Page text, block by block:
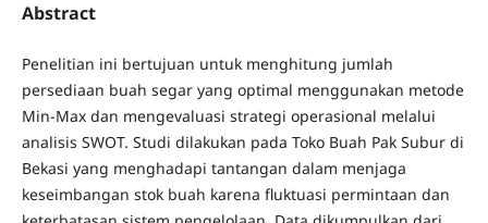
Abstract
Penelitian ini bertujuan untuk menghitung jumlah
persediaan buah segar yang optimal menggunakan metode
Min-Max dan mengevaluasi strategi operasional melalui
analisis SWOT. Studi dilakukan pada Toko Buah Pak Subur di
Bekasi yang menghadapi tantangan dalam menjaga
keseimbangan stok buah karena fluktuasi permintaan dan